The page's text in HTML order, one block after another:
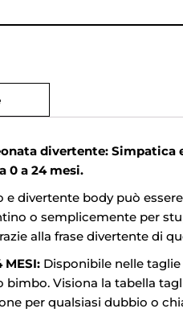
divertente: Simpatica
0 a 24 mesi.
divertente body può
o semplicemente per
alla frase divertente di
MESI: Disponibile nelle
bimbo. Visiona la tabella
per qualsiasi dubbio o